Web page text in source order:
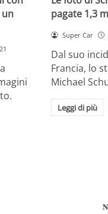
un
pagate 1,3
Super Car
Dal suo
Francia, lo
Michael
Leggi di più